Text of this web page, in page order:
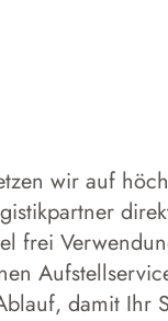
wir auf
frei
damit Ihr